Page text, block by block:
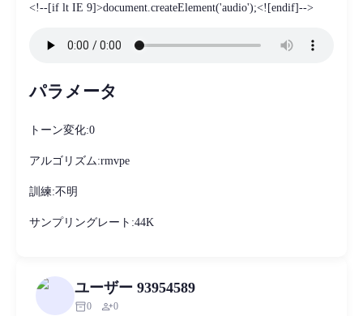
<!--[if lt IE 9]>document.createElement('audio');<![endif]-->
パラメータ
トーン変化:0
アルゴリズム:rmvpe
訓練:不明
サンプリングレート:44K
ユーザー 93954589
inventory_20 person_add0